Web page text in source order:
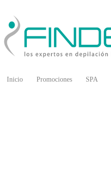
Inicio Promociones SPA